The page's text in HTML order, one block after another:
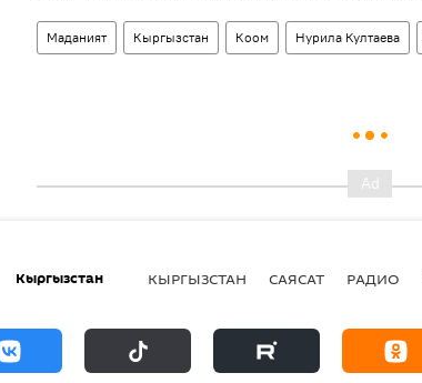
Маданият Кыргызстан Коом Нурила Култаева
Кыргызстан КЫРГЫЗСТАН САЯСАТ РАДИО